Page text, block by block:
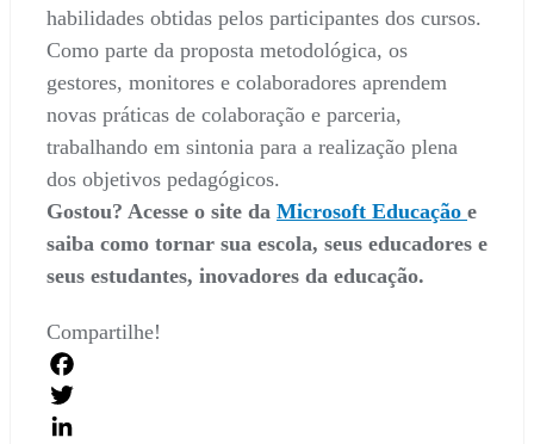
habilidades obtidas pelos participantes dos cursos.
Como parte da proposta metodológica, os
gestores, monitores e colaboradores aprendem
novas práticas de colaboração e parceria,
trabalhando em sintonia para a realização plena
dos objetivos pedagógicos.
Gostou? Acesse o site da Microsoft Educação e
saiba como tornar sua escola, seus educadores e
seus estudantes, inovadores da educação.
Compartilhe!
F
aT